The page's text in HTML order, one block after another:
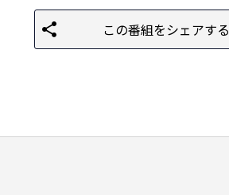
この番組をシェアする